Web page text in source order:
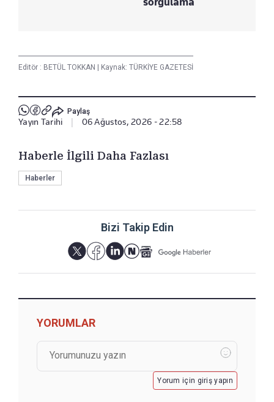
Editör : BETÜL TOKKAN Kaynak: TÜRKİYE GAZETESİ
Paylaş
Yayın Tarihi 06 Ağustos, 2026 - 22:58
Haberle İlgili Daha Fazlası
Haberler
Bizi Takip Edin
YORUMLAR
Yorum için giriş yapın